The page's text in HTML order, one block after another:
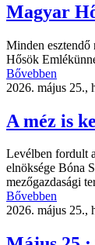
Magyar
Minden esztendő
Hősök
Bővebben
2026. május 25.,
A méz is
Levélben fordult
elnöksége Bóna
mezőgazdasági
Bővebben
2026. május 25.,